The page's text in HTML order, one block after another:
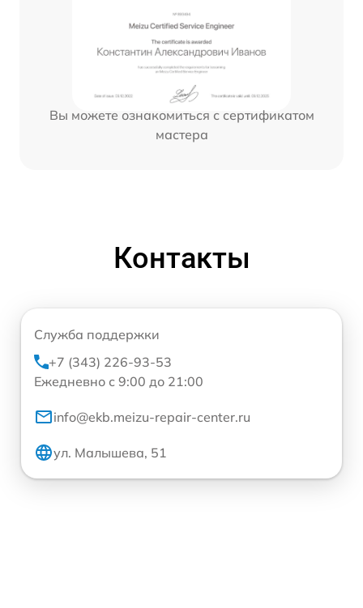
Вы можете ознакомиться с сертификатом
мастера
Контакты
Служба поддержки
+7 (343) 226-93-53
Ежедневно с 9:00 до 21:00
info@ekb.meizu-repair-center.ru
ул. Малышева, 51